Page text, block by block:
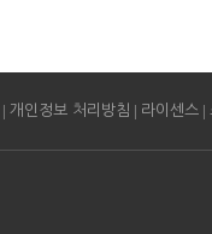
| 개인정보 처리방침 | 라이센스 |